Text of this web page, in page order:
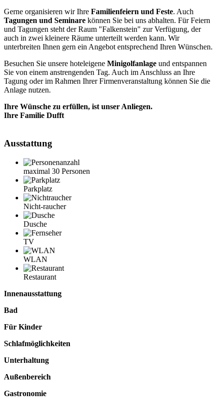
Gerne organisieren wir Ihre Familienfeiern und Feste. Auch
Tagungen und Seminare können Sie bei uns abhalten. Für Feiern
und Tagungen steht der Raum "Falkenstein" zur Verfügung, der
auch in zwei kleinere Räume unterteilt werden kann. Wir
unterbreiten Ihnen gern ein Angebot entsprechend Ihren Wünschen.
Besuchen Sie unsere hoteleigene Minigolfanlage und entspannen
Sie von einem anstrengenden Tag. Auch im Anschluss an Ihre
Tagung oder im Rahmen Ihrer Firmenveranstaltung können Sie die
Anlage nutzen.
Ihre Wünsche zu erfüllen, ist unser Anliegen.
Ihre Familie Dufft
Ausstattung
maximal 30 Personen
Parkplatz
Nicht-raucher
Dusche
TV
WLAN
Restaurant
Innenausstattung
Bad
Für Kinder
Schlafmöglichkeiten
Unterhaltung
Außenbereich
Gastronomie